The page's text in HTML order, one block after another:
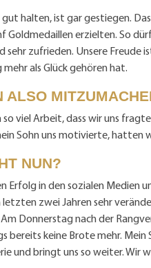
halten, ist gar gestiegen.
Goldmedaillen erzielten. So
sehr zufrieden. Unsere Freude
als Glück gehören hat.
ALSO
viel Arbeit, dass wir uns
Sohn uns motivierte, hatten
NUN?
Erfolg in den sozialen Medien
zwei Jahren sehr
Donnerstag nach der
bereits keine Brote mehr.
und bringt uns so weiter.